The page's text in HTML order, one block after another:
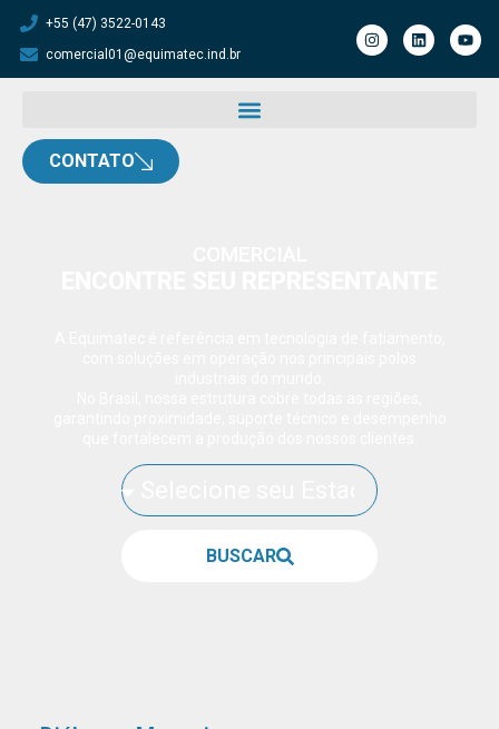
+55 (47) 3522-0143
comercial01@equimatec.ind.br
CONTATO
BUSCAR